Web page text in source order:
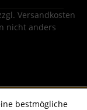
Versandkosten
nicht anders
bestmögliche